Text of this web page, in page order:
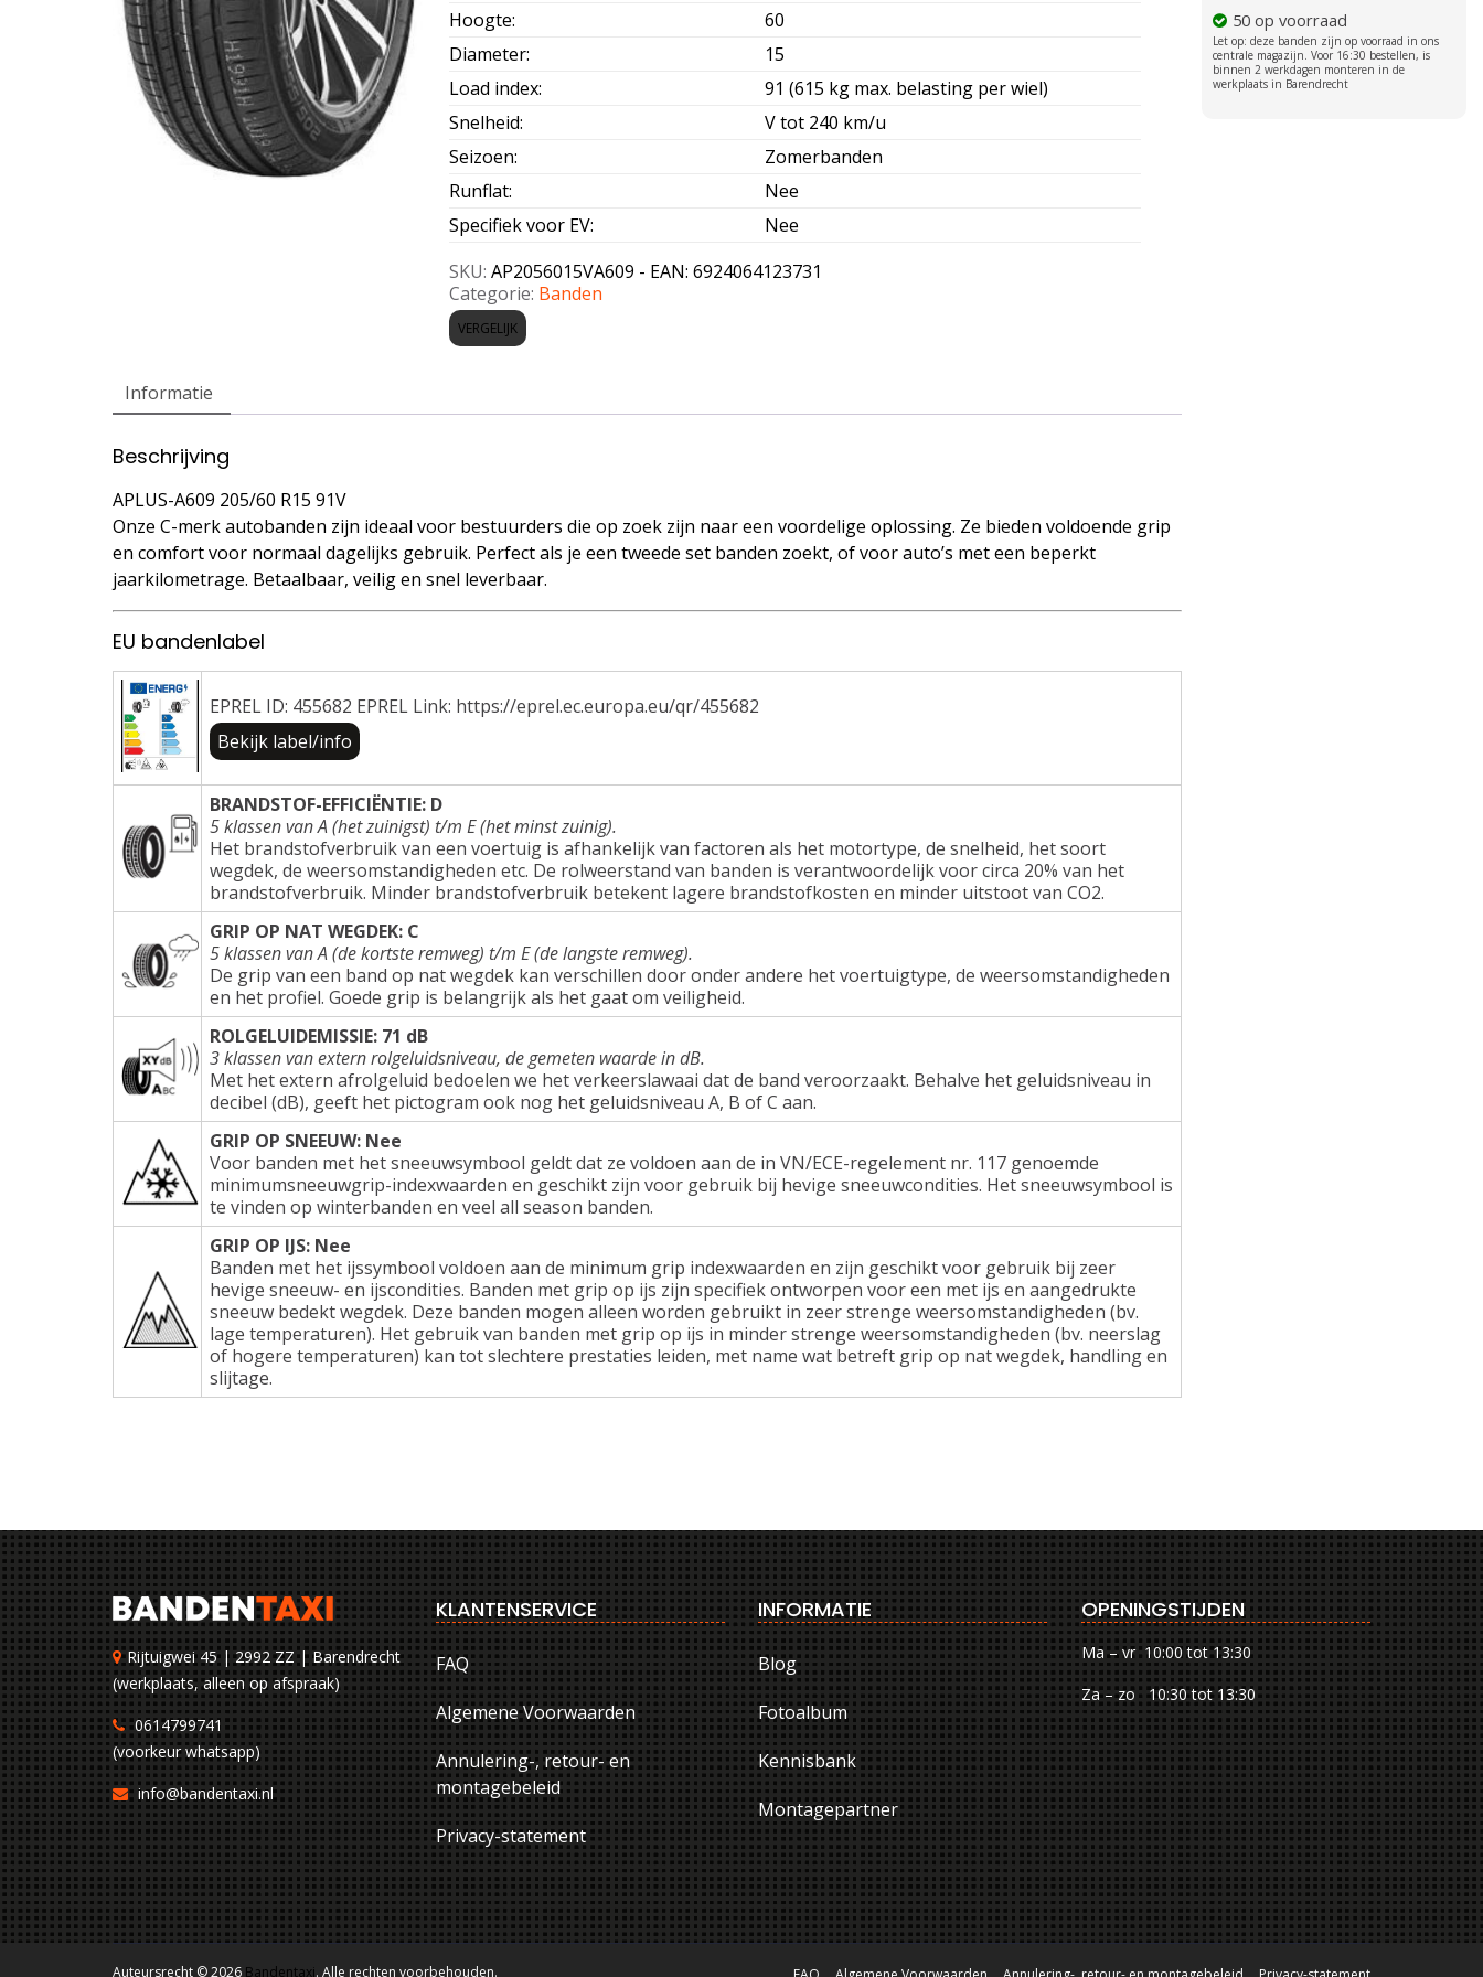
Hoogte:
60
Diameter:
15
Load index:
91 (615 kg max. belasting per wiel)
Snelheid:
V tot 240 km/u
Seizoen:
Zomerbanden
Runflat:
Nee
Specifiek voor EV:
Nee
SKU: AP2056015VA609 - EAN: 6924064123731
Categorie: Banden
VERGELIJK
50 op voorraad
Informatie
Beschrijving
APLUS-A609 205/60 R15 91V
Onze C-merk autobanden zijn ideaal voor bestuurders die op zoek zijn naar een voordelige oplossing. Ze bieden voldoende grip
en comfort voor normaal dagelijks gebruik. Perfect als je een tweede set banden zoekt, of voor auto’s met een beperkt
jaarkilometrage. Betaalbaar, veilig en snel leverbaar.
EU bandenlabel
EPREL ID: 455682 EPREL Link: https://eprel.ec.europa.eu/qr/455682
Bekijk label/info
BRANDSTOF-EFFICIËNTIE: D
5 klassen van A (het zuinigst) t/m E (het minst zuinig).
Het brandstofverbruik van een voertuig is afhankelijk van factoren als het motortype, de snelheid, het soort
wegdek, de weersomstandigheden etc. De rolweerstand van banden is verantwoordelijk voor circa 20% van het
brandstofverbruik. Minder brandstofverbruik betekent lagere brandstofkosten en minder uitstoot van CO2.
GRIP OP NAT WEGDEK: C
5 klassen van A (de kortste remweg) t/m E (de langste remweg).
De grip van een band op nat wegdek kan verschillen door onder andere het voertuigtype, de weersomstandigheden
en het profiel. Goede grip is belangrijk als het gaat om veiligheid.
ROLGELUIDEMISSIE: 71 dB
3 klassen van extern rolgeluidsniveau, de gemeten waarde in dB.
Met het extern afrolgeluid bedoelen we het verkeerslawaai dat de band veroorzaakt. Behalve het geluidsniveau in
decibel (dB), geeft het pictogram ook nog het geluidsniveau A, B of C aan.
GRIP OP SNEEUW: Nee
Voor banden met het sneeuwsymbool geldt dat ze voldoen aan de in VN/ECE-regelement nr. 117 genoemde
minimumsneeuwgrip-indexwaarden en geschikt zijn voor gebruik bij hevige sneeuwcondities. Het sneeuwsymbool is
te vinden op winterbanden en veel all season banden.
GRIP OP IJS: Nee
Banden met het ijssymbool voldoen aan de minimum grip indexwaarden en zijn geschikt voor gebruik bij zeer
hevige sneeuw- en ijscondities. Banden met grip op ijs zijn specifiek ontworpen voor een met ijs en aangedrukte
sneeuw bedekt wegdek. Deze banden mogen alleen worden gebruikt in zeer strenge weersomstandigheden (bv.
lage temperaturen). Het gebruik van banden met grip op ijs in minder strenge weersomstandigheden (bv. neerslag
of hogere temperaturen) kan tot slechtere prestaties leiden, met name wat betreft grip op nat wegdek, handling en
slijtage.
Rijtuigwei 45 | 2992 ZZ | Barendrecht
(werkplaats, alleen op afspraak)
0614799741
(voorkeur whatsapp)
info@bandentaxi.nl
KLANTENSERVICE
FAQ
Algemene Voorwaarden
Annulering-, retour- en
montagebeleid
Privacy-statement
INFORMATIE
Blog
Fotoalbum
Kennisbank
Montagepartner
OPENINGSTIJDEN
Ma – vr 10:00 tot 13:30
Za – zo 10:30 tot 13:30
Auteursrecht © 2026 Bandentaxi. Alle rechten voorbehouden.